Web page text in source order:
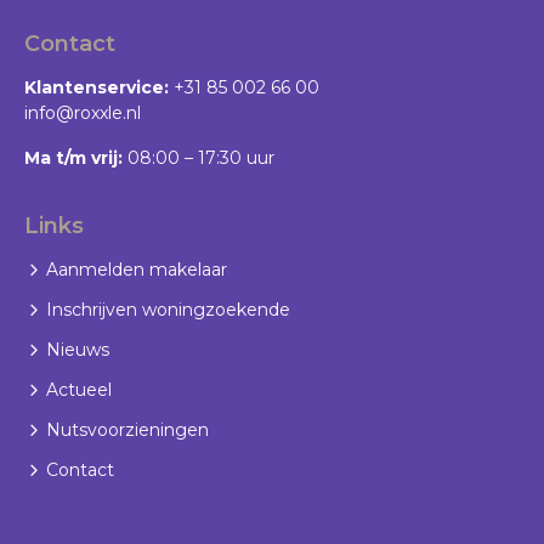
Contact
Klantenservice: +31 85 002 66 00
info@roxxle.nl
Ma t/m vrij: 08:00 – 17:30 uur
Links
Aanmelden makelaar
Inschrijven woningzoekende
Nieuws
Actueel
Nutsvoorzieningen
Contact